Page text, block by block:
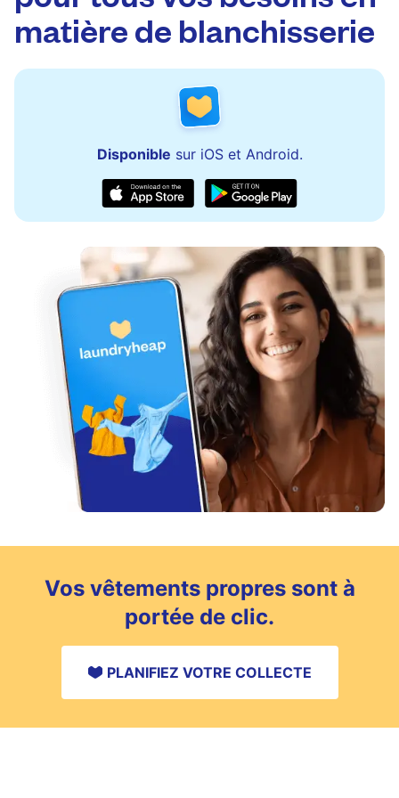
matière de blanchisserie
Disponible sur iOS et Android.
Vos vêtements propres sont à
portée de clic.
PLANIFIEZ VOTRE COLLECTE